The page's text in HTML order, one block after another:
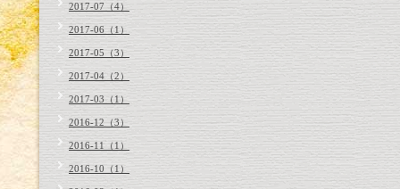
2017-07（4）
2017-06（1）
2017-05（3）
2017-04（2）
2017-03（1）
2016-12（3）
2016-11（1）
2016-10（1）